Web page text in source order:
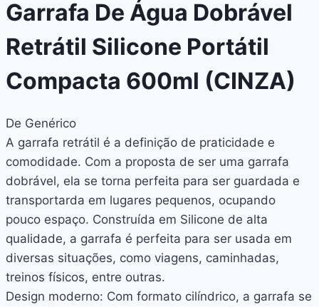
Garrafa De Água Dobrável
Retrátil Silicone Portátil
Compacta 600ml (CINZA)
De Genérico
A garrafa retrátil é a definição de praticidade e
comodidade. Com a proposta de ser uma garrafa
dobrável, ela se torna perfeita para ser guardada e
transportarda em lugares pequenos, ocupando
pouco espaço. Construída em Silicone de alta
qualidade, a garrafa é perfeita para ser usada em
diversas situações, como viagens, caminhadas,
treinos físicos, entre outras.
Design moderno: Com formato cilíndrico, a garrafa se